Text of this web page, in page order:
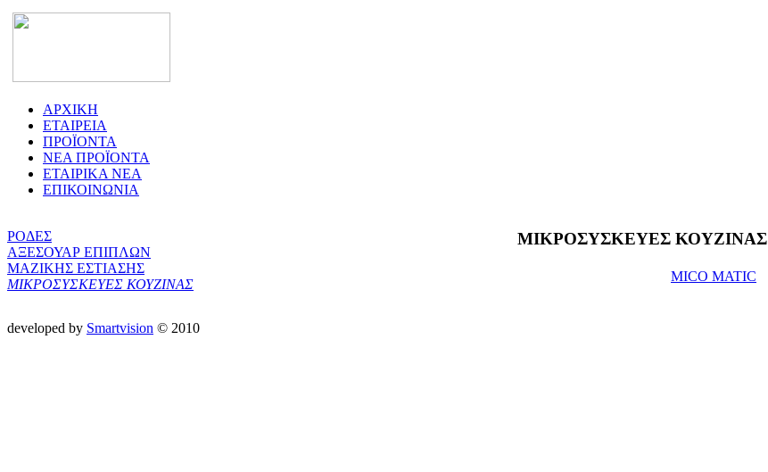
ΑΡΧΙΚΗ
ΕΤΑΙΡΕΙΑ
ΠΡΟΪΟΝΤΑ
ΝΕΑ ΠΡΟΪΟΝΤΑ
ΕΤΑΙΡΙΚΑ ΝΕΑ
ΕΠΙΚΟΙΝΩΝΙΑ
ΡΟΔΕΣ
ΑΞΕΣΟΥΑΡ ΕΠΙΠΛΩΝ
ΜΑΖΙΚΗΣ ΕΣΤΙΑΣΗΣ
ΜΙΚΡΟΣΥΣΚΕΥΕΣ ΚΟΥΖΙΝΑΣ
ΜΙΚΡΟΣΥΣΚΕΥΕΣ ΚΟΥΖΙΝΑΣ
MICO MATIC
developed by Smartvision © 2010